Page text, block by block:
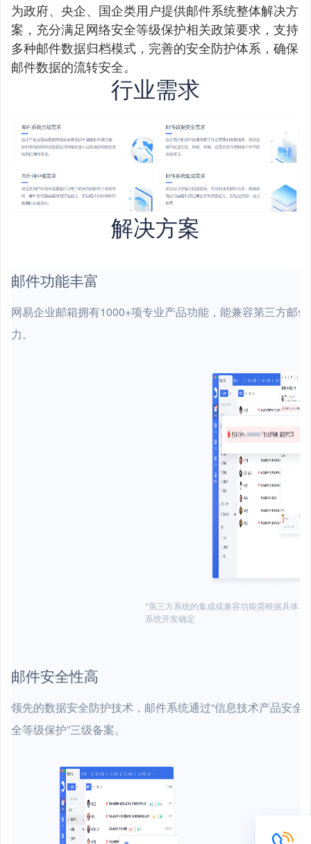
为政府、央企、国企类用户提供邮件系统整体解决方
案，充分满足网络安全等级保护相关政策要求，支持
多种邮件数据归档模式，完善的安全防护体系，确保
邮件数据的流转安全。
行业需求
解决方案
邮件功能丰富
网易企业邮箱拥有1000+项专业产品功能，能兼容第三方邮
力。
*第三方系统的集成或兼容功能需根据具体
系统开发确定
邮件安全性高
领先的数据安全防护技术，邮件系统通过“信息技术产品安全
全等级保护”三级备案。